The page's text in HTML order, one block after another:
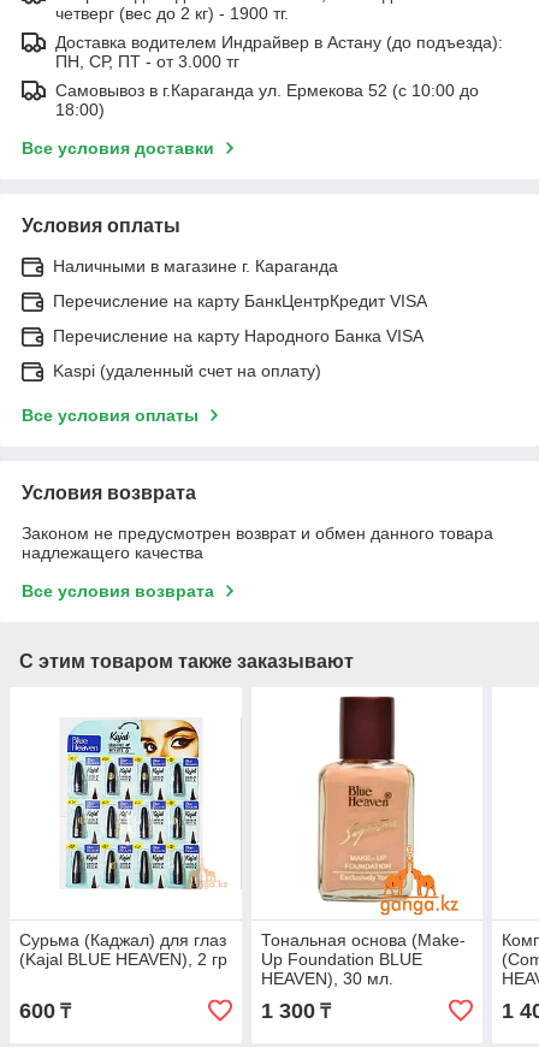
четверг (вес до 2 кг) - 1900 тг.
Доставка водителем Индрайвер в Астану (до подъезда):
ПН, СР, ПТ - от 3.000 тг
Самовывоз в г.Караганда ул. Ермекова 52 (с 10:00 до
18:00)
Все условия доставки
Условия оплаты
Наличными в магазине г. Караганда
Перечисление на карту БанкЦентрКредит VISA
Перечисление на карту Народного Банка VISA
Kaspi (удаленный счет на оплату)
Все условия оплаты
Условия возврата
Законом не предусмотрен возврат и обмен данного товара
надлежащего качества
Все условия возврата
С этим товаром также заказывают
Сурьма (Каджал) для глаз
(Kajal BLUE HEAVEN), 2 гр
600 ₸
Тональная основа (Make-
Up Foundation BLUE
HEAVEN), 30 мл.
1 300₸ 1